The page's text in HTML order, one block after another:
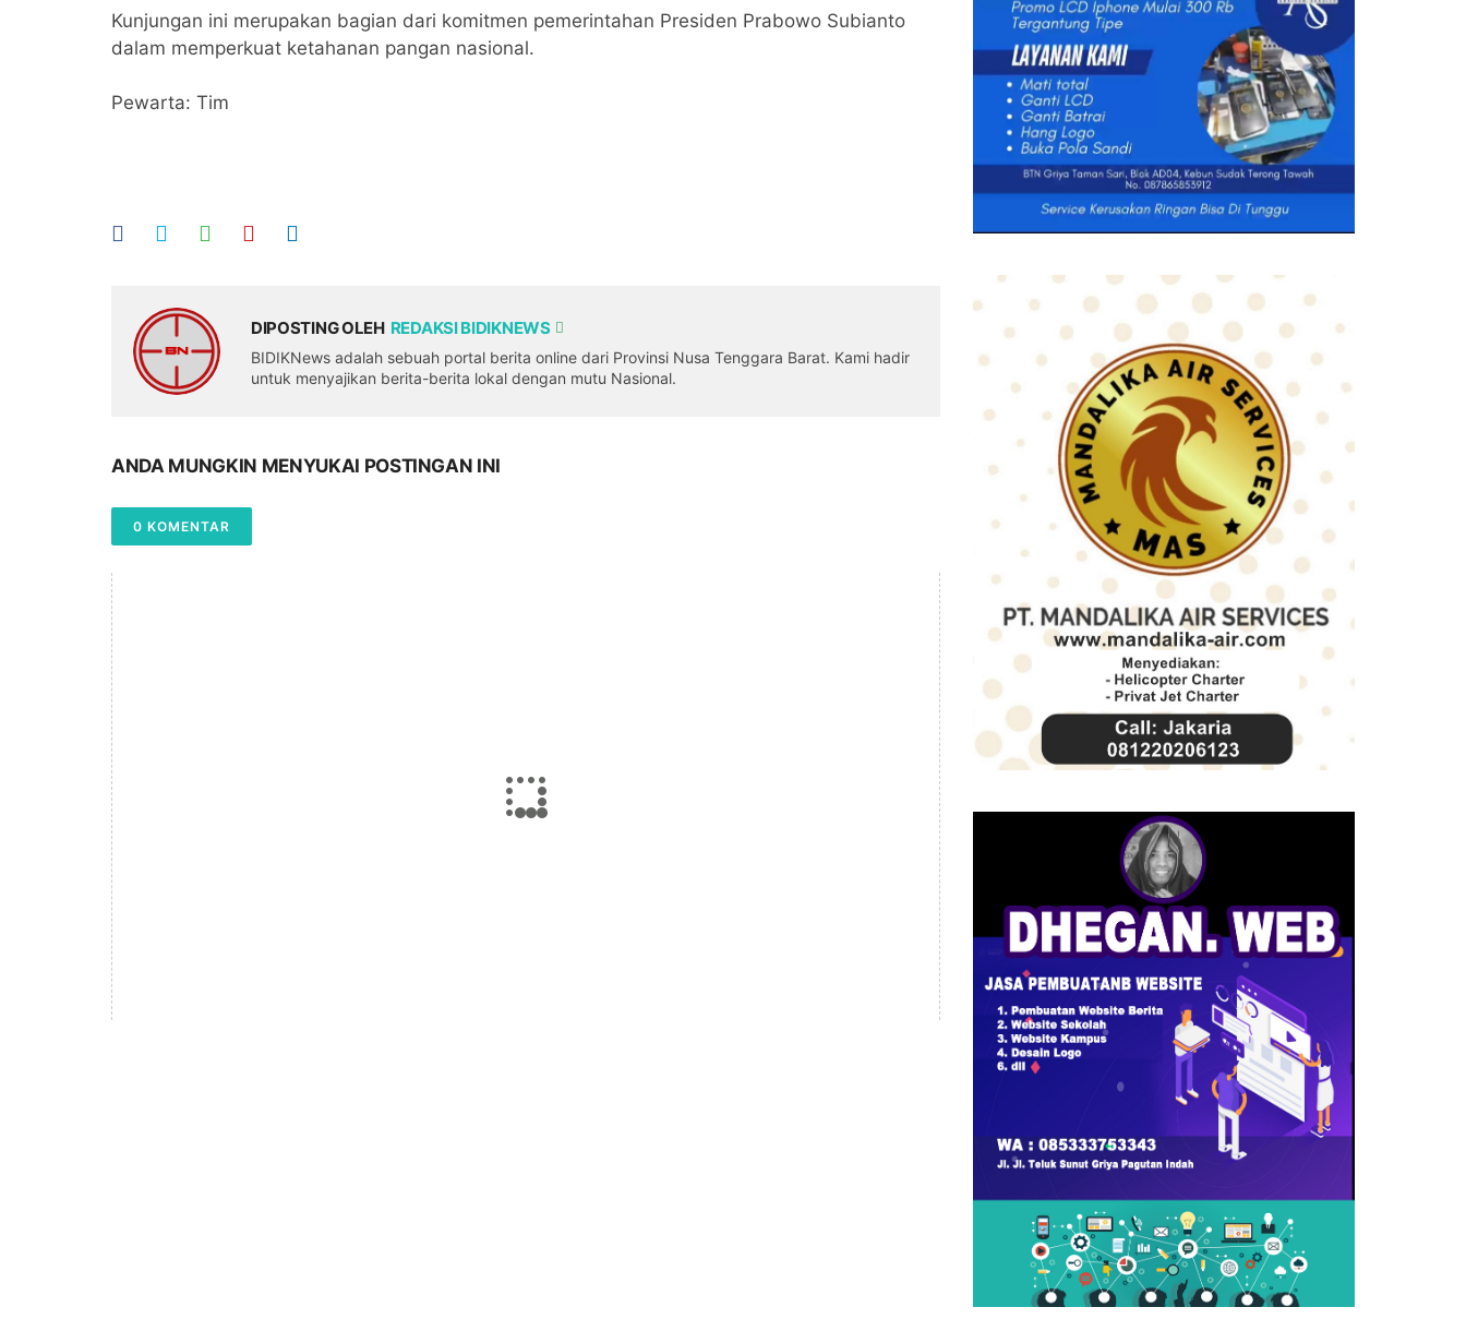
Kunjungan ini merupakan bagian dari komitmen pemerintahan Presiden Prabowo Subianto
dalam memperkuat ketahanan pangan nasional.
Pewarta: Tim
DIPOSTING OLEH REDAKSI BIDIKNEWS
BIDIKNews adalah sebuah portal berita online dari Provinsi Nusa Tenggara Barat. Kami hadir
untuk menyajikan berita-berita lokal dengan mutu Nasional.
ANDA MUNGKIN MENYUKAI POSTINGAN INI
0 KOMENTAR